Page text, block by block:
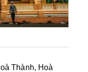
Thành, Hoà